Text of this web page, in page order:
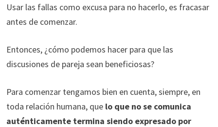
Usar las fallas como excusa para no hacerlo, es fracasar
antes de comenzar.
Entonces, ¿cómo podemos hacer para que las
discusiones de pareja sean beneficiosas?
Para comenzar tengamos bien en cuenta, siempre, en
toda relación humana, que lo que no se comunica
auténticamente termina siendo expresado por